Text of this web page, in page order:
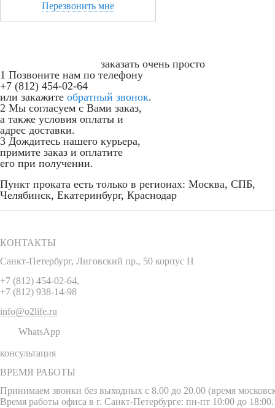
Перезвонить мне
заказать очень просто
1 Позвоните нам по телефону
+7 (812) 454-02-64
или закажите обратный звонок.
2 Мы согласуем с Вами заказ,
а также условия оплаты и
адрес доставки.
3 Дождитесь нашего курьера,
примите заказ и оплатите
его при получении.
Пункт проката есть только в регионах: Москва, СПБ,
Челябинск, Екатеринбург, Краснодар
КОНТАКТЫ
Санкт-Петербург, Лиговский пр., 50 корпус Н
+7 (812) 454-02-64,
+7 (812) 938-14-98
info@o2life.ru
WhatsApp
консультация
ВРЕМЯ РАБОТЫ
Принимаем звонки без выходных с 8.00 до 20.00 (время
Время работы офиса в г. Санкт-Петербурге: пн-пт 10:00 до 18:00.